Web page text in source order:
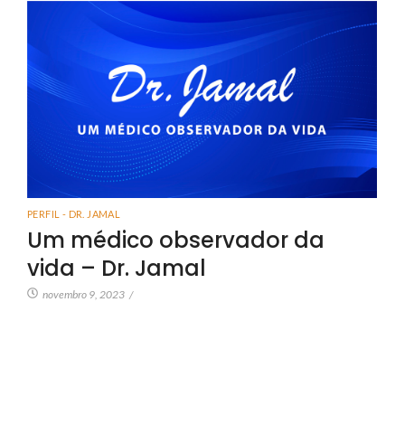
PERFIL - DR. JAMAL
Um médico observador da
vida – Dr. Jamal
novembro 9, 2023 /